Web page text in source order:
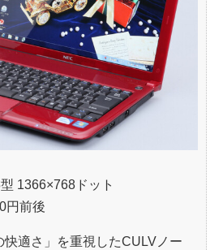
1366×768ドット
円前後
適さ」を重視したCULVノー